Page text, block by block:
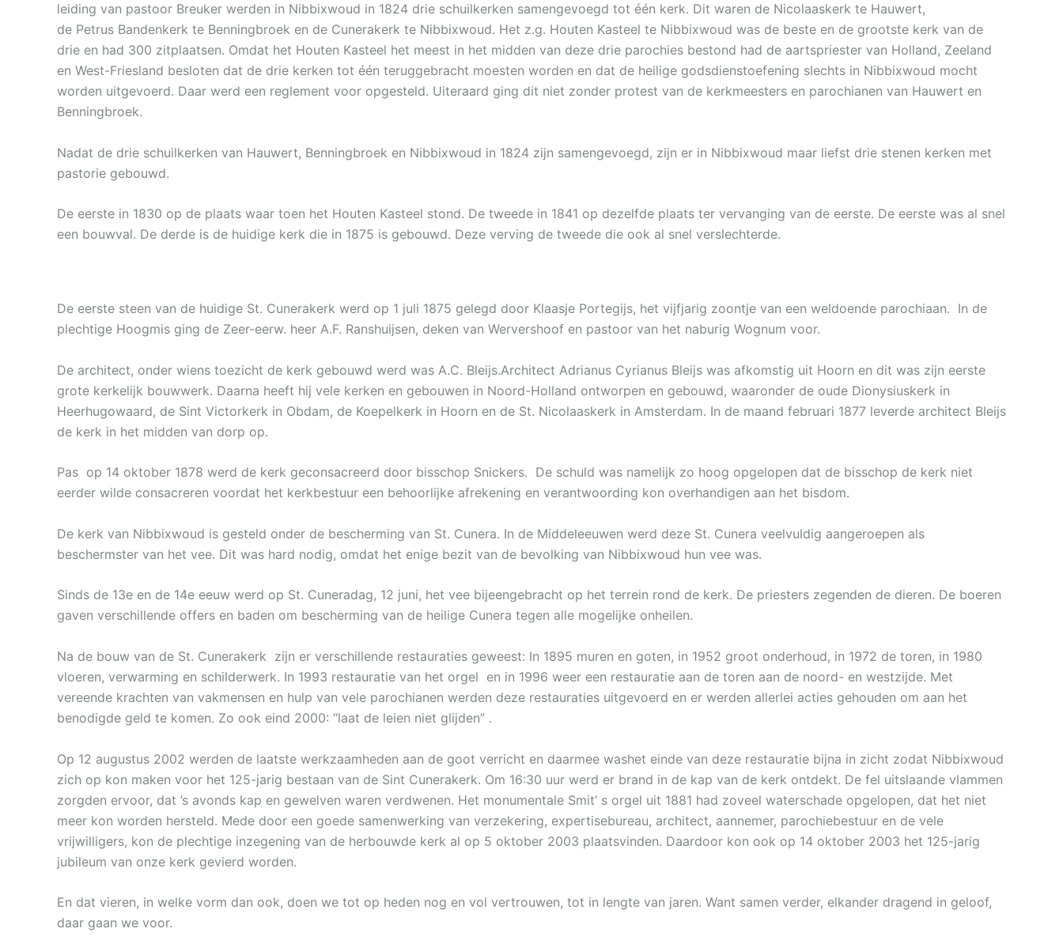
leiding van pastoor Breuker werden in Nibbixwoud in 1824 drie schuilkerken samengevoegd tot één kerk. Dit waren de Nicolaaskerk te Hauwert,
de Petrus Bandenkerk te Benningbroek en de Cunerakerk te Nibbixwoud. Het z.g. Houten Kasteel te Nibbixwoud was de beste en de grootste kerk van de
drie en had 300 zitplaatsen. Omdat het Houten Kasteel het meest in het midden van deze drie parochies bestond had de aartspriester van Holland, Zeeland
en West-Friesland besloten dat de drie kerken tot één teruggebracht moesten worden en dat de heilige godsdienstoefening slechts in Nibbixwoud mocht
worden uitgevoerd. Daar werd een reglement voor opgesteld. Uiteraard ging dit niet zonder protest van de kerkmeesters en parochianen van Hauwert en
Benningbroek.
Nadat de drie schuilkerken van Hauwert, Benningbroek en Nibbixwoud in 1824 zijn samengevoegd, zijn er in Nibbixwoud maar liefst drie stenen kerken met
pastorie gebouwd.
De eerste in 1830 op de plaats waar toen het Houten Kasteel stond. De tweede in 1841 op dezelfde plaats ter vervanging van de eerste. De eerste was al snel
een bouwval. De derde is de huidige kerk die in 1875 is gebouwd. Deze verving de tweede die ook al snel verslechterde.
De eerste steen van de huidige St. Cunerakerk werd op 1 juli 1875 gelegd door Klaasje Portegijs, het vijfjarig zoontje van een weldoende parochiaan. In de
plechtige Hoogmis ging de Zeer-eerw. heer A.F. Ranshuijsen, deken van Wervershoof en pastoor van het naburig Wognum voor.
De architect, onder wiens toezicht de kerk gebouwd werd was A.C. Bleijs.Architect Adrianus Cyrianus Bleijs was afkomstig uit Hoorn en dit was zijn eerste
grote kerkelijk bouwwerk. Daarna heeft hij vele kerken en gebouwen in Noord-Holland ontworpen en gebouwd, waaronder de oude Dionysiuskerk in
Heerhugowaard, de Sint Victorkerk in Obdam, de Koepelkerk in Hoorn en de St. Nicolaaskerk in Amsterdam. In de maand februari 1877 leverde architect Bleijs
de kerk in het midden van dorp op.
Pas op 14 oktober 1878 werd de kerk geconsacreerd door bisschop Snickers. De schuld was namelijk zo hoog opgelopen dat de bisschop de kerk niet
eerder wilde consacreren voordat het kerkbestuur een behoorlijke afrekening en verantwoording kon overhandigen aan het bisdom.
De kerk van Nibbixwoud is gesteld onder de bescherming van St. Cunera. In de Middeleeuwen werd deze St. Cunera veelvuldig aangeroepen als
beschermster van het vee. Dit was hard nodig, omdat het enige bezit van de bevolking van Nibbixwoud hun vee was.
Sinds de 13e en de 14e eeuw werd op St. Cuneradag, 12 juni, het vee bijeengebracht op het terrein rond de kerk. De priesters zegenden de dieren. De boeren
gaven verschillende offers en baden om bescherming van de heilige Cunera tegen alle mogelijke onheilen.
Na de bouw van de St. Cunerakerk zijn er verschillende restauraties geweest: In 1895 muren en goten, in 1952 groot onderhoud, in 1972 de toren, in 1980
vloeren, verwarming en schilderwerk. In 1993 restauratie van het orgel en in 1996 weer een restauratie aan de toren aan de noord- en westzijde. Met
vereende krachten van vakmensen en hulp van vele parochianen werden deze restauraties uitgevoerd en er werden allerlei acties gehouden om aan het
benodigde geld te komen. Zo ook eind 2000: “laat de leien niet glijden” .
Op 12 augustus 2002 werden de laatste werkzaamheden aan de goot verricht en daarmee washet einde van deze restauratie bijna in zicht zodat Nibbixwoud
zich op kon maken voor het 125-jarig bestaan van de Sint Cunerakerk. Om 16:30 uur werd er brand in de kap van de kerk ontdekt. De fel uitslaande vlammen
zorgden ervoor, dat ’s avonds kap en gewelven waren verdwenen. Het monumentale Smit’ s orgel uit 1881 had zoveel waterschade opgelopen, dat het niet
meer kon worden hersteld. Mede door een goede samenwerking van verzekering, expertisebureau, architect, aannemer, parochiebestuur en de vele
vrijwilligers, kon de plechtige inzegening van de herbouwde kerk al op 5 oktober 2003 plaatsvinden. Daardoor kon ook op 14 oktober 2003 het 125-jarig
jubileum van onze kerk gevierd worden.
En dat vieren, in welke vorm dan ook, doen we tot op heden nog en vol vertrouwen, tot in lengte van jaren. Want samen verder, elkander dragend in geloof,
daar gaan we voor.